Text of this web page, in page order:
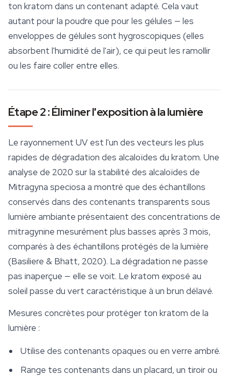
ton kratom dans un contenant adapté. Cela vaut
autant pour la poudre que pour les gélules — les
enveloppes de gélules sont hygroscopiques (elles
absorbent l'humidité de l'air), ce qui peut les ramollir
ou les faire coller entre elles.
Étape 2 : Éliminer l'exposition à la lumière
Le rayonnement UV est l'un des vecteurs les plus
rapides de dégradation des alcaloïdes du kratom. Une
analyse de 2020 sur la stabilité des alcaloïdes de
Mitragyna speciosa a montré que des échantillons
conservés dans des contenants transparents sous
lumière ambiante présentaient des concentrations de
mitragynine mesurément plus basses après 3 mois,
comparés à des échantillons protégés de la lumière
(Basiliere & Bhatt, 2020). La dégradation ne passe
pas inaperçue — elle se voit. Le kratom exposé au
soleil passe du vert caractéristique à un brun délavé.
Mesures concrètes pour protéger ton kratom de la
lumière :
Utilise des contenants opaques ou en verre ambré.
Range tes contenants dans un placard, un tiroir ou